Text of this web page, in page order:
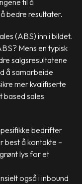
bedre resultater.
(ABS) inn i bildet.
Mens en typisk
salgsresultatene
å samarbeide
mer kvalifiserte
sales
bedrifter
best å kontakte –
lys for et
også i inbound